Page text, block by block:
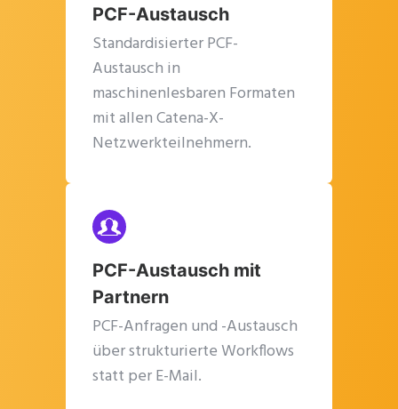
PCF-Austausch
Standardisierter PCF-
Austausch in
maschinenlesbaren Formaten
mit allen Catena-X-
Netzwerkteilnehmern.
PCF-Austausch mit
Partnern
PCF-Anfragen und -Austausch
über strukturierte Workflows
statt per E-Mail.